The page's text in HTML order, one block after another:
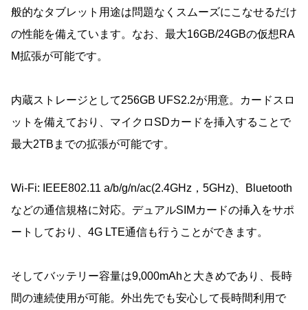
般的なタブレット用途は問題なくスムーズにこなせるだけ
の性能を備えています。なお、最大16GB/24GBの仮想RA
M拡張が可能です。
内蔵ストレージとして256GB UFS2.2が用意。カードスロ
ットを備えており、マイクロSDカードを挿入することで
最大2TBまでの拡張が可能です。
Wi-Fi: IEEE802.11 a/b/g/n/ac(2.4GHz，5GHz)、Bluetooth
などの通信規格に対応。デュアルSIMカードの挿入をサポ
ートしており、4G LTE通信も行うことができます。
そしてバッテリー容量は9,000mAhと大きめであり、長時
間の連続使用が可能。外出先でも安心して長時間利用で